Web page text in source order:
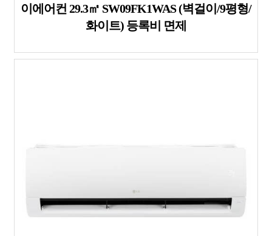
이에어컨 29.3㎡ SW09FK1WAS (벽걸이/9평형/
화이트) 등록비 면제